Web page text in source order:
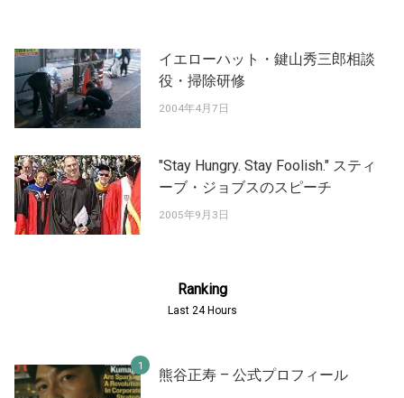
イエローハット・鍵山秀三郎相談
役・掃除研修
2004年4月7日
"Stay Hungry. Stay Foolish." スティ
ーブ・ジョブスのスピーチ
2005年9月3日
Ranking
Last 24 Hours
熊谷正寿 – 公式プロフィール